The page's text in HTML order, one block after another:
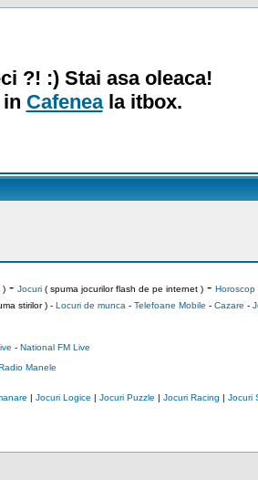
?! :) Stai asa oleaca!
Cafeneala itbox.
)- Jocuri( spuma jocurilor flash de pe internet )- Horoscop
stirilor ) - Locuri de munca - Telefoane Mobile - Cazare -
- National FM Live
Manele
| Jocuri Logice | Jocuri Puzzle | Jocuri Racing | Jocuri